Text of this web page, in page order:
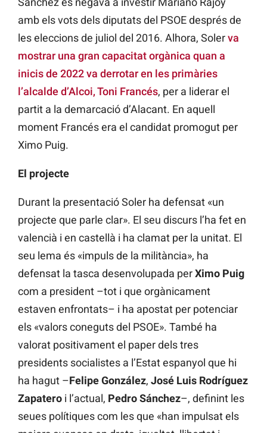
amb els vots dels diputats del PSOE després de
les eleccions de juliol del 2016. Alhora, Solerva
mostrar una gran capacitat orgànica quan a
inicis de 2022 va derrotar en les primàries
l’alcalde d’Alcoi, Toni Francés, per a liderar el
partit a la demarcació d’Alacant. En aquell
moment Francés era el candidat promogut per
Ximo Puig.
El projecte
Durant la presentació Soler ha defensat «un
projecte que parle clar». El seu discurs l’ha fet en
valencià i en castellà i ha clamat per la unitat. El
seu lema és «impuls de la militància», ha
defensat la tasca desenvolupada perXimo Puig
com a president –tot i que orgànicament
estaven enfrontats– i ha apostat per potenciar
els «valors coneguts del PSOE». També ha
valorat positivament el paper dels tres
presidents socialistes a l’Estat espanyol que hi
ha hagut –Felipe González, José Luis Rodríguez
Zapatero i l’actual, Pedro Sánchez–, definint les
seues polítiques com les que «han impulsat els